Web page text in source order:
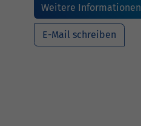
Weitere Informationen
E-Mail schreiben